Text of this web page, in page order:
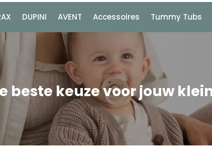
DUPINI AVENT Accessoires Tummy Tubs
beste keuze voor jouw